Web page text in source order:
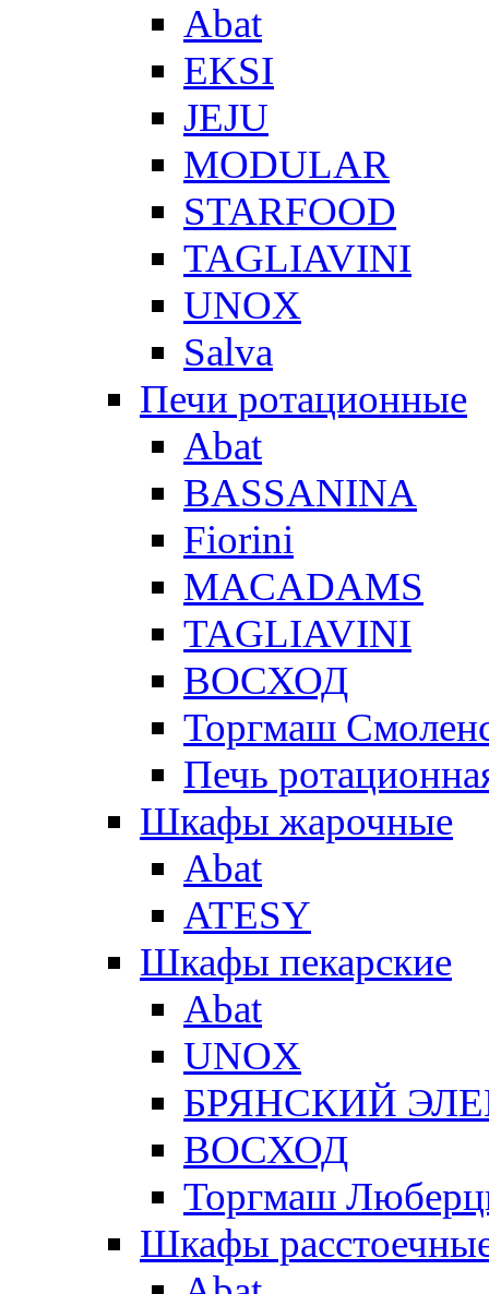
Abat
EKSI
JEJU
MODULAR
STARFOOD
TAGLIAVINI
UNOX
Salva
Печи ротационные
Abat
BASSANINA
Fiorini
MACADAMS
TAGLIAVINI
ВОСХОД
Торгмаш
Печь
Шкафы жарочные
Abat
ATESY
Шкафы пекарские
Abat
UNOX
БРЯНСКИЙ
ВОСХОД
Торгмаш
Шкафы